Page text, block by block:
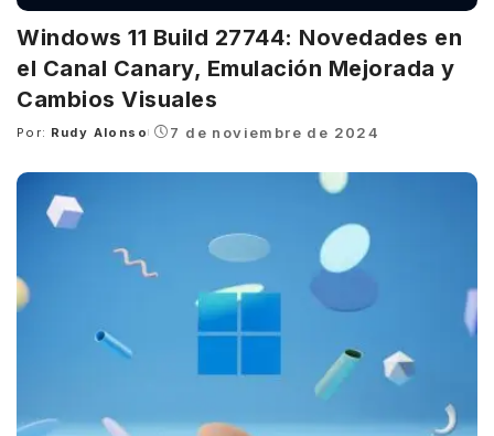
Windows 11 Build 27744: Novedades en
el Canal Canary, Emulación Mejorada y
Cambios Visuales
Posted
Por: Rudy Alonso 7 de noviembre de 2024